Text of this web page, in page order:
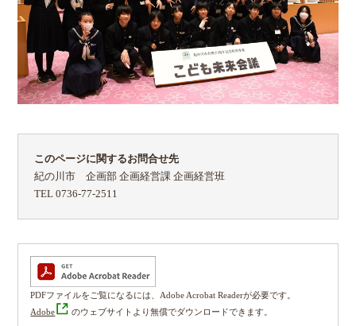
このページに関するお問合せ先
紀の川市 企画部 企画経営課 企画経営班
TEL 0736-77-2511
PDFファイルをご覧になるには、Adobe Acrobat Readerが必要です。
Adobe
のウェブサイトより無償でダウンロードできます。